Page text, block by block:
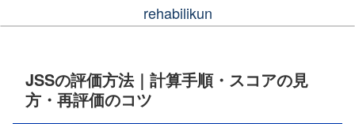
rehabilikun
JSSの評価方法｜計算手順・スコアの見
方・再評価のコツ